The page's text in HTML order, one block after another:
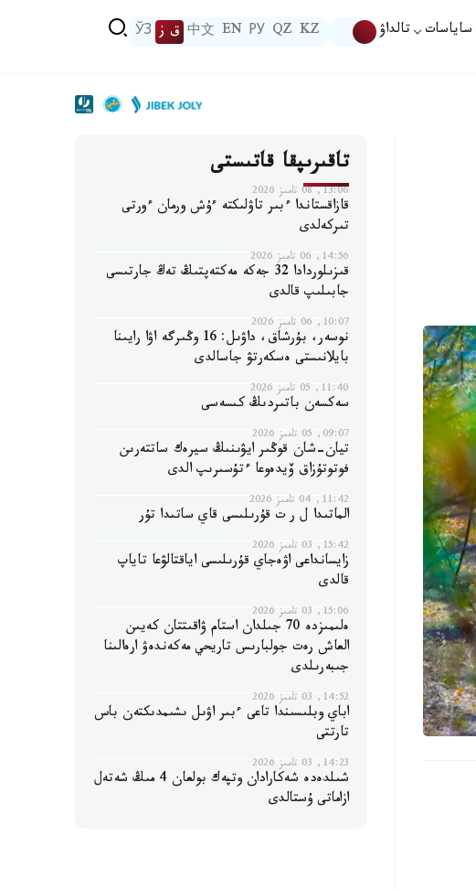
ساياسات تالداۋ KZ
QZ
РУ
EN
中文 ق ز ЎЗ
تاقىرىپقا قاتىستى
13:06, 08 تامىز 2026
قازاقستاندا ءبىر تاۋلىكتە ءۇش ورمان ءورتى
تىركەلدى
14:56, 06 تامىز 2026
قىزىلوردادا 32 جەكە مەكتەپتىڭ تەڭ جارتىسى
جابىلىپ قالدى
10:07, 06 تامىز 2026
نوسەر، بۇرشاق، داۋىل: 16 وڭىرگە اۋا رايىنا
بايلانىستى ەسكەرتۋ جاسالدى
11:40, 05 تامىز 2026
سەكسەن باتىردىڭ كىسەسى
09:07, 05 تامىز 2026
تيان-شان قوڭىر ايۋىنىڭ سيرەك ساتتەرىن
فوتوتۇزاق ۆيدەوعا ءتۇسىرىپ الدى
11:42, 04 تامىز 2026
الماتىدا ل ر ت قۇرىلىسى قاي ساتىدا تۇر
15:42, 03 تامىز 2026
زايسانداعى اۋەجاي قۇرىلىسى اياقتالۋعا تاياپ
قالدى
15:06, 03 تامىز 2026
ەلىمىزدە 70 جىلدان استام ۋاقىتتان كەيىن
العاش رەت جولبارىس تاريحي مەكەندەۋ ارەالىنا
جىبەرىلدى
14:52, 03 تامىز 2026
اباي وبلىسىندا تاعى ءبىر اۋىل ىشىمدىكتەن باس
تارتتى
14:23, 03 تامىز 2026
شىلدەدە شەكارادان وتپەك بولعان 4 مىڭ شەتەل
ازاماتى ۇستالدى